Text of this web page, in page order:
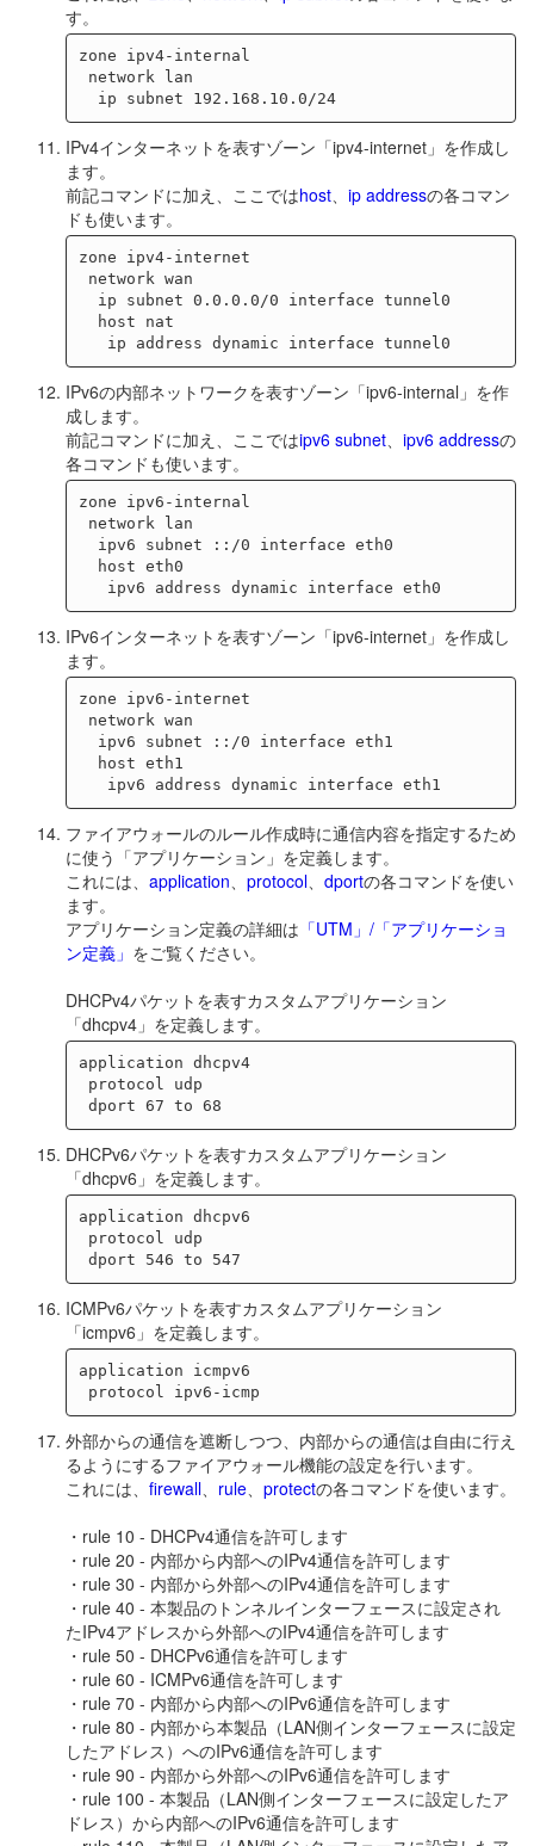
す。
zone ipv4-internal
  ip subnet 192.168.10.0/24
IPv4インターネットを表すゾーン「ipv4-internet」を作成し
ます。
前記コマンドに加え、ここではhost ip addressの各コマン
ドも使います。
zone ipv4-internet
IPv6の内部ネットワークを表すゾーン「ipv6-internal」を作
成します。
前記コマンドに加え、ここではipv6 subnet ipv6 addressの
各コマンドも使います。
zone ipv6-internal
IPv6インターネットを表すゾーン「ipv6-internet」を作成し
ます。
zone ipv6-internet
ファイアウォールのルール作成時に通信内容を指定するため
に使う「アプリケーション」を定義します。
これには、 application protocol dportの各コマンドを使い
ます。
アプリケーション定義の詳細は 「UTM」/「アプリケーショ
ン定義」 をご覧ください。
DHCPv4パケットを表すカスタムアプリケーション
「dhcpv4」を定義します。
application dhcpv4
DHCPv6パケットを表すカスタムアプリケーション
「dhcpv6」を定義します。
application dhcpv6
ICMPv6パケットを表すカスタムアプリケーション
「icmpv6」を定義します。
application icmpv6
外部からの通信を遮断しつつ、内部からの通信は自由に行え
るようにするファイアウォール機能の設定を行います。
これには、 firewall rule protectの各コマンドを使います。
・rule 10 - DHCPv4通信を許可します
・rule 20 - 内部から内部へのIPv4通信を許可します
・rule 30 - 内部から外部へのIPv4通信を許可します
・rule 40 - 本製品のトンネルインターフェースに設定され
たIPv4アドレスから外部へのIPv4通信を許可します
・rule 50 - DHCPv6通信を許可します
・rule 60 - ICMPv6通信を許可します
・rule 70 - 内部から内部へのIPv6通信を許可します
・rule 80 - 内部から本製品（LAN側インターフェースに設定
したアドレス）へのIPv6通信を許可します
・rule 90 - 内部から外部へのIPv6通信を許可します
・rule 100 - 本製品（LAN側インターフェースに設定したア
ドレス）から内部へのIPv6通信を許可します